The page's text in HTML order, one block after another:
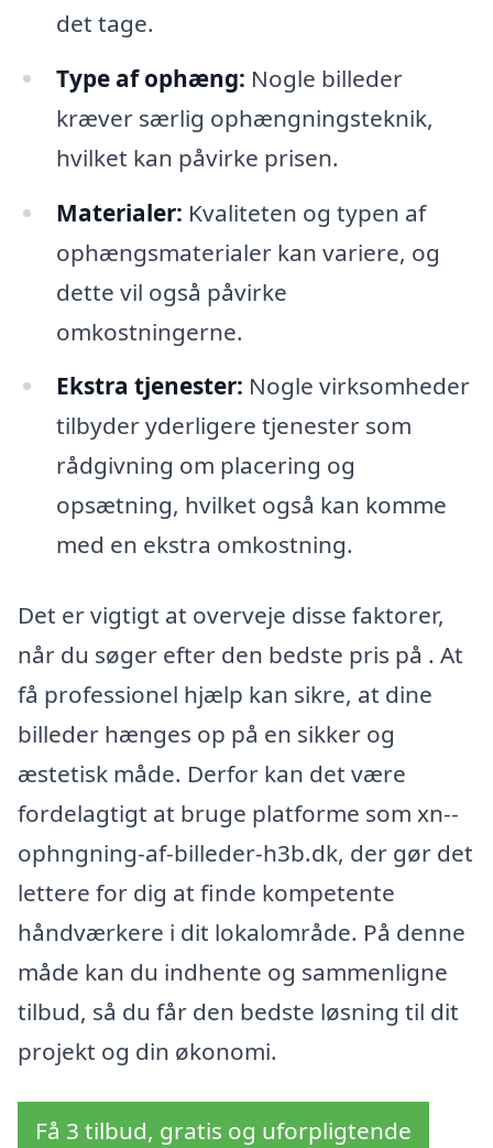
det tage.
Type af ophæng: Nogle billeder
kræver særlig ophængningsteknik,
hvilket kan påvirke prisen.
Materialer: Kvaliteten og typen af
ophængsmaterialer kan variere, og
dette vil også påvirke
omkostningerne.
Ekstra tjenester: Nogle virksomheder
tilbyder yderligere tjenester som
rådgivning om placering og
opsætning, hvilket også kan komme
med en ekstra omkostning.
Det er vigtigt at overveje disse faktorer,
når du søger efter den bedste pris på . At
få professionel hjælp kan sikre, at dine
billeder hænges op på en sikker og
æstetisk måde. Derfor kan det være
fordelagtigt at bruge platforme som xn--
ophngning-af-billeder-h3b.dk, der gør det
lettere for dig at finde kompetente
håndværkere i dit lokalområde. På denne
måde kan du indhente og sammenligne
tilbud, så du får den bedste løsning til dit
projekt og din økonomi.
Få 3 tilbud, gratis og uforpligtende